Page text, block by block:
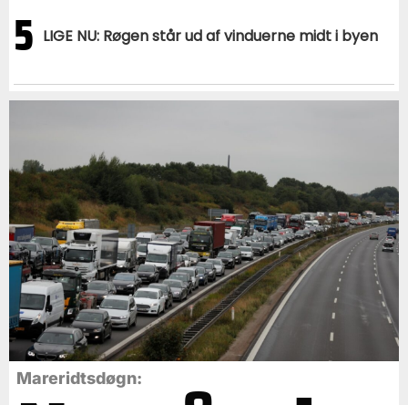
5 LIGE NU: Røgen står ud af vinduerne midt i byen
Mareridtsdøgn: